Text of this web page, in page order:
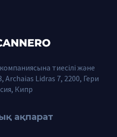
тиесілі және
Lidras 7, 2200, Гери
Кипр
ақпарат